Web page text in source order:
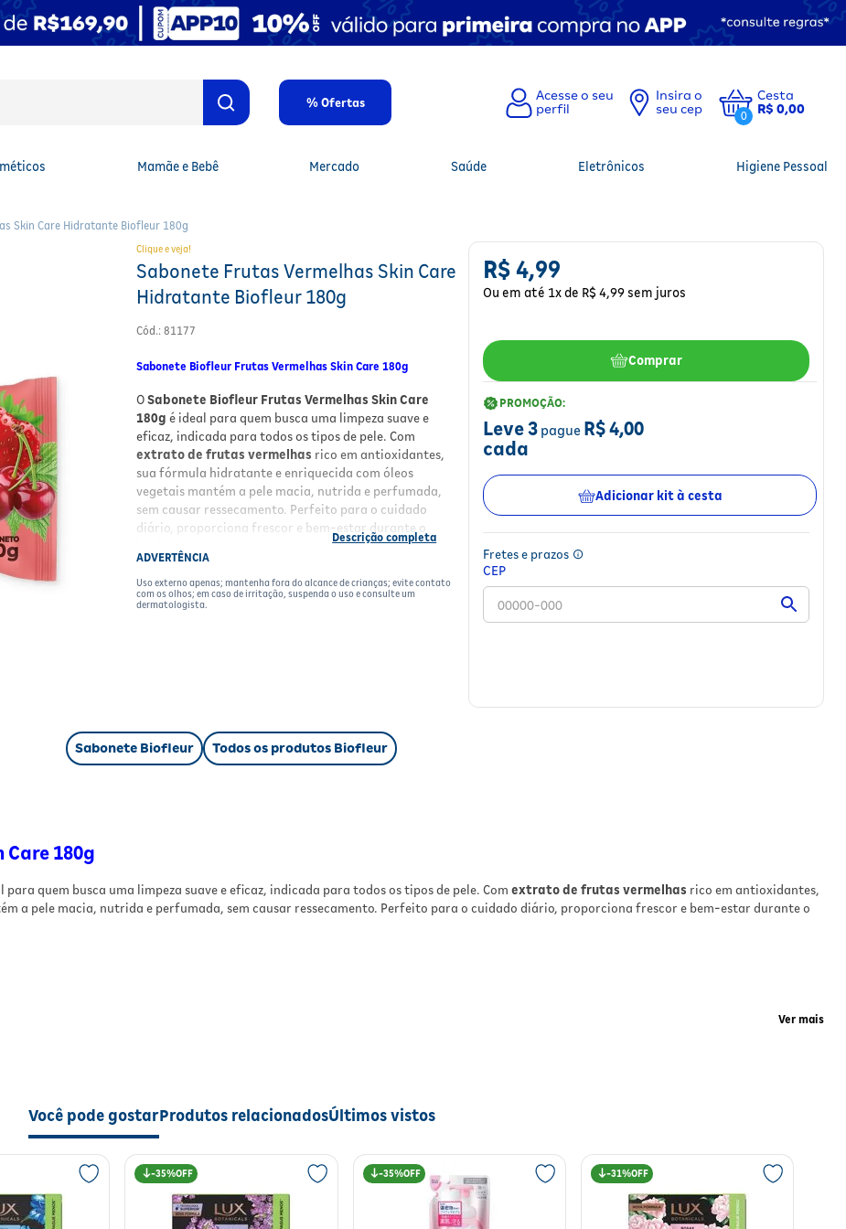
% Ofertas
Insira o
seu cep
0
Cesta
R$ 0,00
Mamãe e Bebê Mercado Saúde Eletrônicos Higiene Pessoal
Skin Care Hidratante Biofleur 180g
Clique e veja!
Sabonete Frutas Vermelhas Skin Care
Hidratante Biofleur 180g
Cód.:81177
Sabonete Biofleur Frutas Vermelhas Skin Care 180g
OSabonete Biofleur Frutas Vermelhas Skin Care
180g é ideal para quem busca uma limpeza suave e
eficaz, indicada para todos os tipos de pele. Com
extrato de frutas vermelhas rico em antioxidantes,
sua fórmula hidratante e enriquecida com óleos
vegetais mantém a pele macia, nutrida e perfumada,
sem causar ressecamento. Perfeito para o cuidado
diário, proporciona frescor e bem-estar durante o
Benefícios
Hidratação
mais sensíveis;
Embalagem prática em formato barra de 180g.
sensação de frescor e bem-estar, tornando o banho um
momento agradável e revigorante.
Tipo/Formato:Barra
Fragrância:
Frutas Vermelhas
Indicação de Uso:
Corpo
Conteúdo/Peso:180g
Fabricante:Biofleur
ADVERTÊNCIA
Uso externo apenas; mantenha fora do alcance de crianças; evite contato
com os olhos; em caso de irritação, suspenda o uso e consulte um
dermatologista.
R$4,99
Ou em até 1x de R$ 4,99sem juros
Comprar
PROMOÇÃO:
Leve3 pague R$ 4,00
cada
Adicionar kit à cesta
Fretes e prazos
CEP
Sabonete Biofleur Todos os produtos Biofleur
180g
para quem busca uma limpeza suave e eficaz, indicada para todos os tipos de pele. Com extrato de frutas vermelhas rico em antioxidantes,
a pele macia, nutrida e perfumada, sem causar ressecamento. Perfeito para o cuidado diário, proporciona frescor e bem-estar durante o
Care 180g
, a pele fica visivelmente mais hidratada, macia e com toque sedoso. A fragrância suave de frutas vermelhas proporciona uma
agradável e revigorante.
Ver mais
Você pode gostarProdutos relacionadosÚltimos vistos
35% 35% 31%